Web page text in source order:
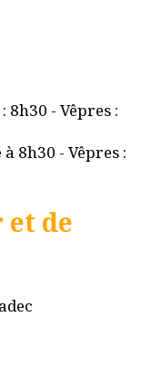
8h30 - Vêpres :
8h30 - Vêpres :
et de